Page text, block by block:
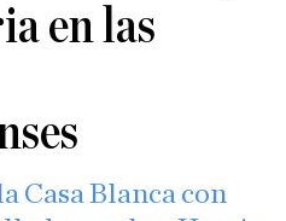
en las
Casa Blanca con